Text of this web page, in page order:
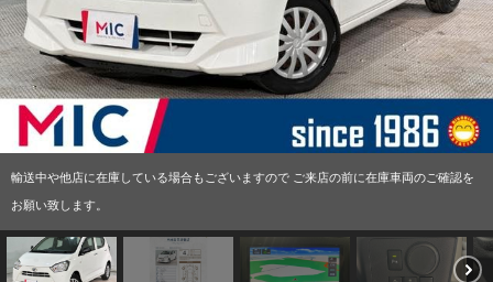
輸送中や他店に在庫している場合もございますので ご来店の前に在庫車両のご確認を
お願い致します。